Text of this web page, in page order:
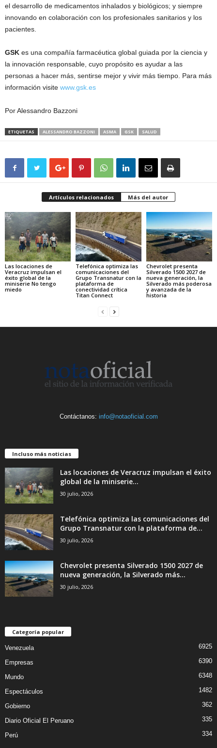
el desarrollo de medicamentos inhalados y biológicos; y siempre
innovando en colaboración con los profesionales sanitarios y los
pacientes.
GSK es una compañía farmacéutica global guiada por la ciencia y
la innovación responsable, cuyo propósito es ayudar a las
personas a hacer más, sentirse mejor y vivir más tiempo. Para más
información visite www.gsk.es
Por Alessandro Bazzoni
ETIQUETAS ALESSANDRO BAZZONI ASMA GSK SALUD
Artículos relacionados Más del autor
Las locaciones de
Veracruz impulsan el
éxito global de la
miniserie No tengo
miedo
Telefónica optimiza las
comunicaciones del
Grupo Transnatur con la
plataforma de
conectividad crítica
Titan Connect
Chevrolet presenta
Silverado 1500 2027 de
nueva generación, la
Silverado más poderosa
y avanzada de la
historia
Contáctanos: info@notaoficial.com
Incluso más noticias
Las locaciones de Veracruz impulsan el éxito
global de la miniserie...
30 julio, 2026
Telefónica optimiza las comunicaciones del
Grupo Transnatur con la plataforma de...
30 julio, 2026
Chevrolet presenta Silverado 1500 2027 de
nueva generación, la Silverado más...
30 julio, 2026
Categoría popular
Venezuela 6925
Empresas 6390
Mundo 6348
Espectáculos 1482
Gobierno 362
Diario Oficial El Peruano 335
Perú 334